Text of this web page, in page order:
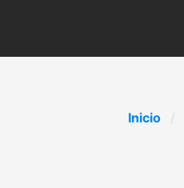
Inicio